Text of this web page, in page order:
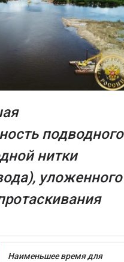
подводного
нитки
уложенного
Наименьшее время для